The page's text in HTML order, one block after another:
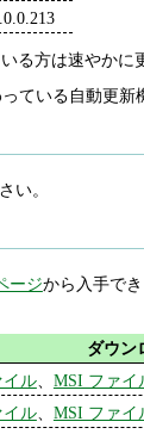
る方は速やかに
ている自動更新
い。
ージから入手で
ダウン
ル、 MSI ファイ
ル、 MSI ファイ